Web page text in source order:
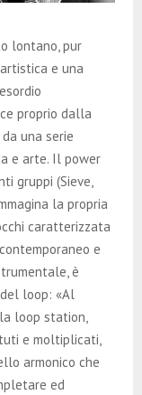
lontano, pur
e una
proprio dalla
una serie
e arte. Il power
gruppi (Sieve,
la propria
caratterizzata
e
è
loop: «Al
loop station,
e moltiplicati,
armonico che
ed